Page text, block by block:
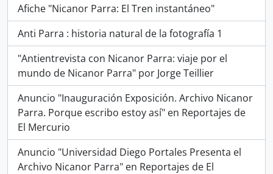
Afiche "Nicanor Parra: El Tren instantáneo"
Anti Parra : historia natural de la fotografía 1
"Antientrevista con Nicanor Parra: viaje por el
mundo de Nicanor Parra" por Jorge Teillier
Anuncio "Inauguración Exposición. Archivo Nicanor
Parra. Porque escribo estoy así" en Reportajes de
El Mercurio
Anuncio "Universidad Diego Portales Presenta el
Archivo Nicanor Parra" en Reportajes de El